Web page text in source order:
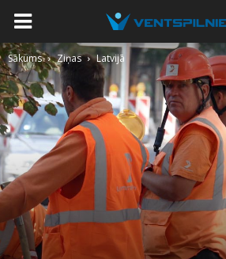
Sākums Ziņas Latvijā